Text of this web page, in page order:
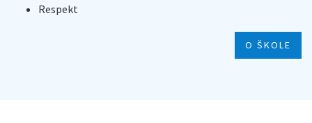
Respekt
O ŠKOLE